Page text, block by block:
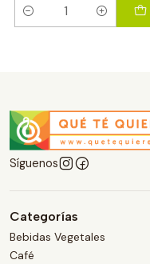
Cantidad
Síguenos
Categorías
Bebidas Vegetales
Café